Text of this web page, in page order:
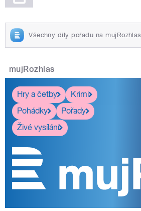
Všechny díly pořadu na mujRozhlas
mujRozhlas
Hry a četby
Krimi
Pohádky
Pořady
Živé vysílání